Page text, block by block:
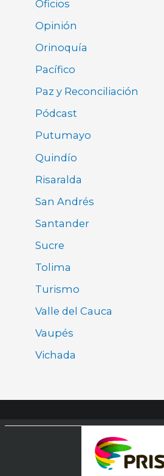
Oficios
Opinión
Orinoquía
Pacífico
Paz y Reconciliación
Pódcast
Putumayo
Quindío
Risaralda
San Andrés
Santander
Sucre
Tolima
Turismo
Valle del Cauca
Vaupés
Vichada